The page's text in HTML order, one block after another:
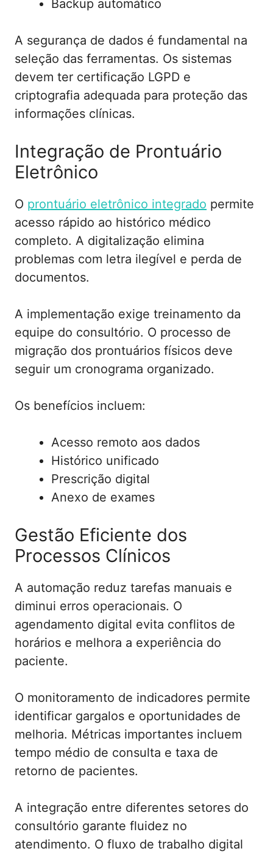
Backup automático
A segurança de dados é fundamental na
seleção das ferramentas. Os sistemas
devem ter certificação LGPD e
criptografia adequada para proteção das
informações clínicas.
Integração de Prontuário
Eletrônico
O prontuário eletrônico integrado permite
acesso rápido ao histórico médico
completo. A digitalização elimina
problemas com letra ilegível e perda de
documentos.
A implementação exige treinamento da
equipe do consultório. O processo de
migração dos prontuários físicos deve
seguir um cronograma organizado.
Os benefícios incluem:
Acesso remoto aos dados
Histórico unificado
Prescrição digital
Anexo de exames
Gestão Eficiente dos
Processos Clínicos
A automação reduz tarefas manuais e
diminui erros operacionais. O
agendamento digital evita conflitos de
horários e melhora a experiência do
paciente.
O monitoramento de indicadores permite
identificar gargalos e oportunidades de
melhoria. Métricas importantes incluem
tempo médio de consulta e taxa de
retorno de pacientes.
A integração entre diferentes setores do
consultório garante fluidez no
atendimento. O fluxo de trabalho digital